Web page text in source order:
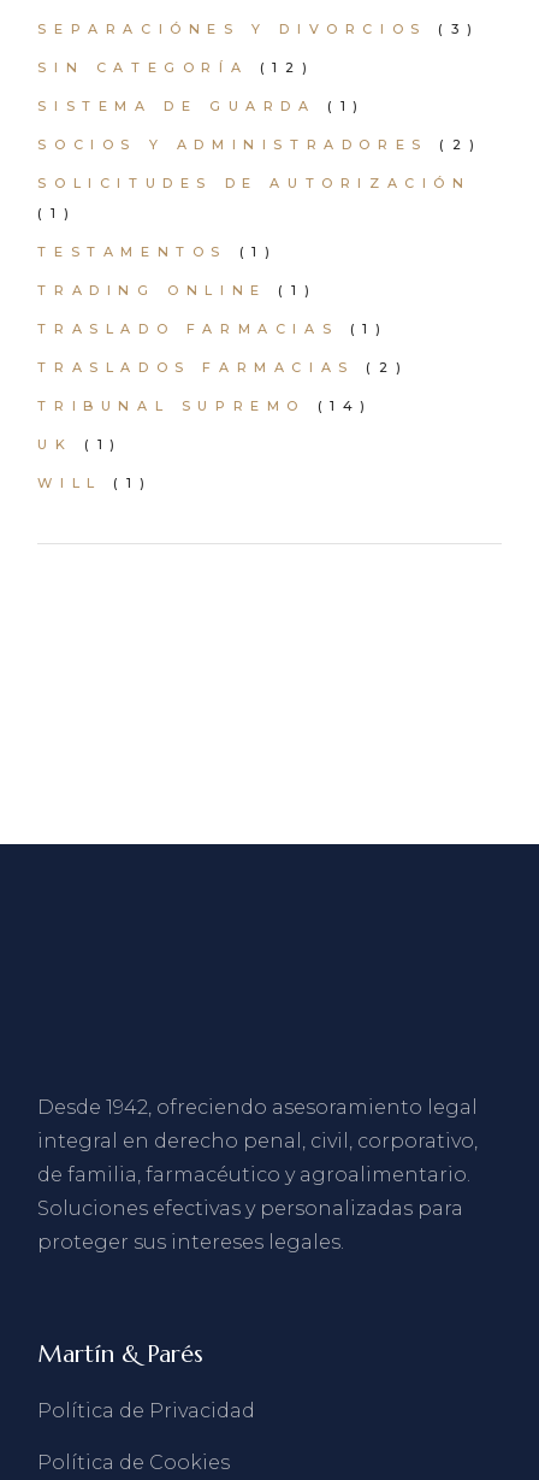
SEPARACIÓNES Y DIVORCIOS (3)
SIN CATEGORÍA (12)
SISTEMA DE GUARDA (1)
SOCIOS Y ADMINISTRADORES (2)
SOLICITUDES DE AUTORIZACIÓN
(1)
TESTAMENTOS (1)
TRADING ONLINE (1)
TRASLADO FARMACIAS (1)
TRASLADOS FARMACIAS (2)
TRIBUNAL SUPREMO (14)
UK (1)
WILL (1)
Desde 1942, ofreciendo asesoramiento legal
integral en derecho penal, civil, corporativo,
de familia, farmacéutico y agroalimentario.
Soluciones efectivas y personalizadas para
proteger sus intereses legales.
Martín & Parés
Política de Privacidad
Política de Cookies